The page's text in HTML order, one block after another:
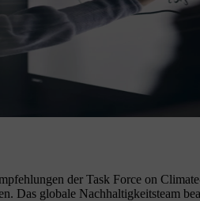
der Task Force on
Das globale Nachhaltigkeitsteam